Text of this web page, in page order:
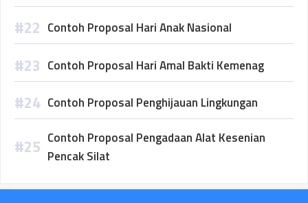
Contoh Proposal Hari Anak Nasional
Contoh Proposal Hari Amal Bakti Kemenag
Contoh Proposal Penghijauan Lingkungan
Contoh Proposal Pengadaan Alat Kesenian
Pencak Silat